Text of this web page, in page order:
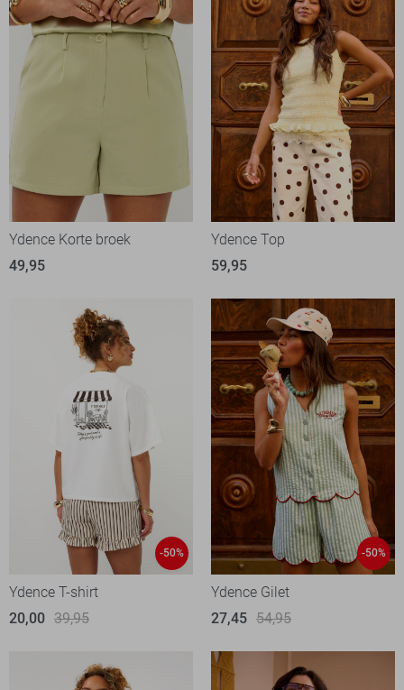
Ydence Korte broek
49,95
Ydence Top
59,95
-50%
Ydence T-shirt
20,00 39,95
-50%
Ydence Gilet
27,45 54,95